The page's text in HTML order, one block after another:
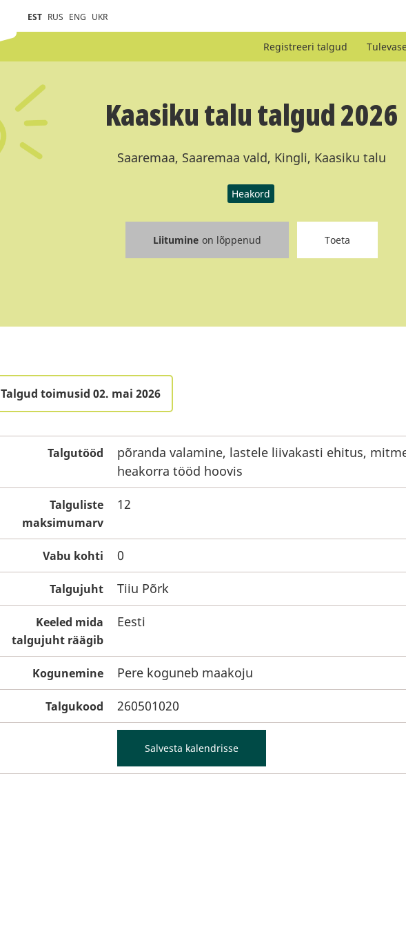
EST RUS ENG UKR
Registreeri talgud
Kaasiku talu talgud 2026
Saaremaa, Saaremaa vald, Kingli, Kaasiku talu
Heakord
Liitumine on lõppenud Toeta
Talgud toimusid 02. mai 2026
Talgutööd
põranda valamine, lastele liivakasti ehitus,
heakorra tööd hoovis
Talguliste
maksimumarv
12
Vabu kohti 0
Talgujuht Tiiu Põrk
Keeled mida
talgujuht räägib
Eesti
Kogunemine Pere koguneb maakoju
Talgukood 260501020
Salvesta kalendrisse